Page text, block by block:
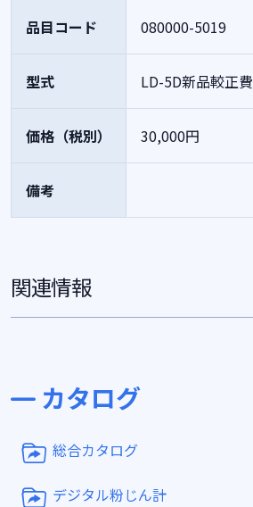
品目コード 080000-5019
型式 LD-5D新品較正費
価格（税別） 30,000円
備考
関連情報
カタログ
総合カタログ
デジタル粉じん計